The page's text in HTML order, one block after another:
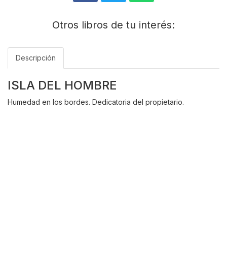
Otros libros de tu interés:
Descripción
ISLA DEL HOMBRE
Humedad en los bordes. Dedicatoria del propietario.